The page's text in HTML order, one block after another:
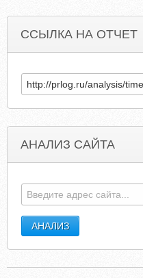
ССЫЛКА НА ОТЧЕТ
АНАЛИЗ САЙТА